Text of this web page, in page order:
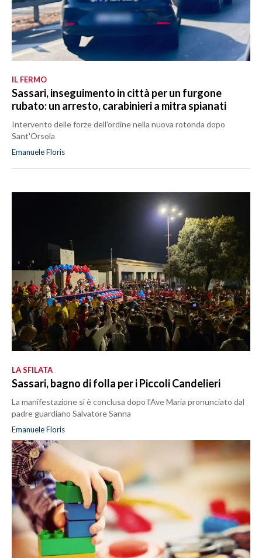
IL FERMO
Sassari, inseguimento in città per un furgone
rubato: un arresto, carabinieri a mitra spianati
Intervento delle forze dell’ordine nella nuova rotonda dopo
Sant'Orsola
Emanuele Floris
LA SFILATA
Sassari, bagno di folla per i Piccoli Candelieri
La manifestazione si è conclusa dopo l'Ave Maria pronunciato dal
padre guardiano Salvatore Sanna
Emanuele Floris